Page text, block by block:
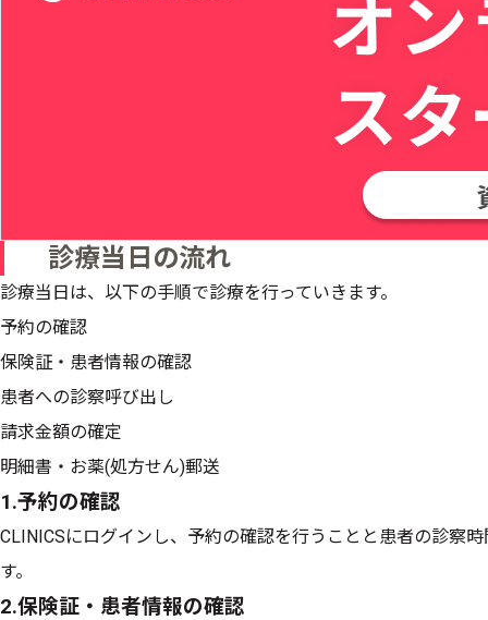
診療当日の流れ
診療当日は、以下の手順で診療を行っていきます。
予約の確認
保険証・患者情報の確認
患者への診察呼び出し
請求金額の確定
明細書・お薬(処方せん)郵送
1.予約の確認
CLINICSにログインし、予約の確認を行うことと患者の診察
す。
2.保険証・患者情報の確認